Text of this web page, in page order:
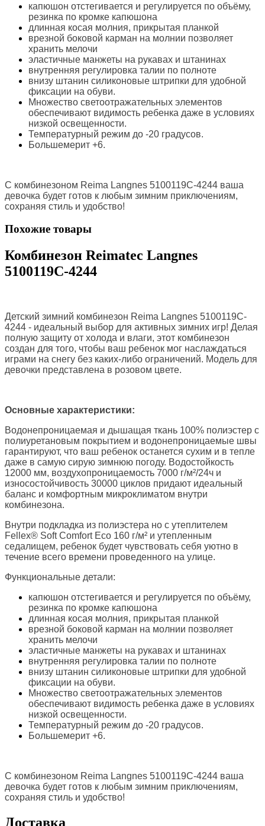
капюшон отстегивается и регулируется по объёму,
резинка по кромке капюшона
длинная косая молния, прикрытая планкой
врезной боковой карман на молнии позволяет
хранить мелочи
эластичные манжеты на рукавах и штанинах
внутренняя регулировка талии по полноте
внизу штанин силиконовые штрипки для удобной
фиксации на обуви.
Множество светоотражательных элементов
обеспечивают видимость ребенка даже в условиях
низкой освещенности.
Температурный режим до -20 градусов.
Большемерит +6.
С комбинезоном Reima Langnes 5100119C-4244 ваша
девочка будет готов к любым зимним приключениям,
сохраняя стиль и удобство!
Похожие товары
Комбинезон Reimatec Langnes
5100119C-4244
Детский зимний комбинезон Reima Langnes 5100119C-
4244 - идеальный выбор для активных зимних игр! Делая
полную защиту от холода и влаги, этот комбинезон
создан для того, чтобы ваш ребенок мог наслаждаться
играми на снегу без каких-либо ограничений. Модель для
девочки представлена в розовом цвете.
Основные характеристики:
Водонепроницаемая и дышащая ткань 100% полиэстер с
полиуретановым покрытием и водонепроницаемые швы
гарантируют, что ваш ребенок останется сухим и в тепле
даже в самую сирую зимнюю погоду. Водостойкость
12000 мм, воздухопроницаемость 7000 г/м²/24ч и
износостойчивость 30000 циклов придают идеальный
баланс и комфортным микроклиматом внутри
комбинезона.
Внутри подкладка из полиэстера но с утеплителем
Fellex® Soft Comfort Eco 160 г/м² и утепленным
седалищем, ребенок будет чувствовать себя уютно в
течение всего времени проведенного на улице.
Функциональные детали:
капюшон отстегивается и регулируется по объёму,
резинка по кромке капюшона
длинная косая молния, прикрытая планкой
врезной боковой карман на молнии позволяет
хранить мелочи
эластичные манжеты на рукавах и штанинах
внутренняя регулировка талии по полноте
внизу штанин силиконовые штрипки для удобной
фиксации на обуви.
Множество светоотражательных элементов
обеспечивают видимость ребенка даже в условиях
низкой освещенности.
Температурный режим до -20 градусов.
Большемерит +6.
С комбинезоном Reima Langnes 5100119C-4244 ваша
девочка будет готов к любым зимним приключениям,
сохраняя стиль и удобство!
Доставка